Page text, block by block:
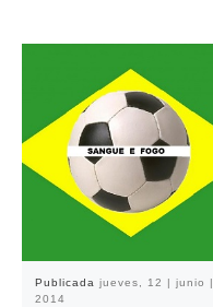
Publicada jueves, 12 | junio |
2014